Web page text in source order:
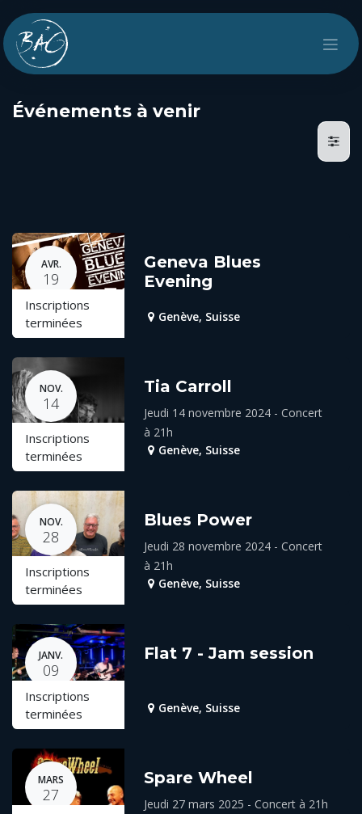
Événements à venir
AVR.
19
Inscriptions
terminées
Geneva Blues
Evening
Genève, Suisse
NOV.
14
Inscriptions
terminées
Tia Carroll
Jeudi 14 novembre 2024 - Concert
à 21h
Genève, Suisse
NOV.
28
Inscriptions
terminées
Blues Power
Jeudi 28 novembre 2024 - Concert
à 21h
Genève, Suisse
JANV.
09
Inscriptions
terminées
Flat 7 - Jam session
Genève, Suisse
MARS
27
Spare Wheel
Jeudi 27 mars 2025 - Concert à 21h